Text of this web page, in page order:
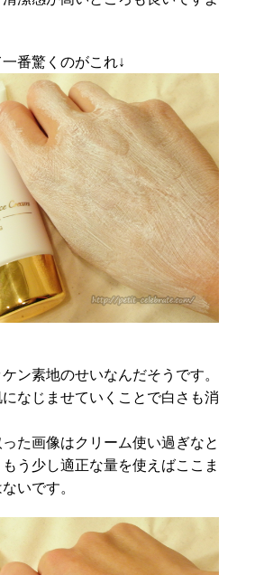
番驚くのがこれ↓
ン素地のせいなんだそうです。
なじませていくことで白さも消
た画像はクリーム使い過ぎなと
う少し適正な量を使えばここま
いです。